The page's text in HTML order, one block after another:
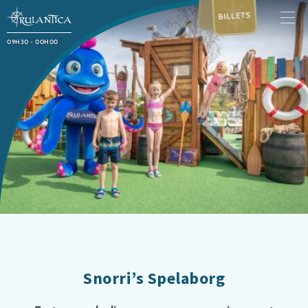
09H30 - 00H00
BILLETS
Snorri’s Spelaborg